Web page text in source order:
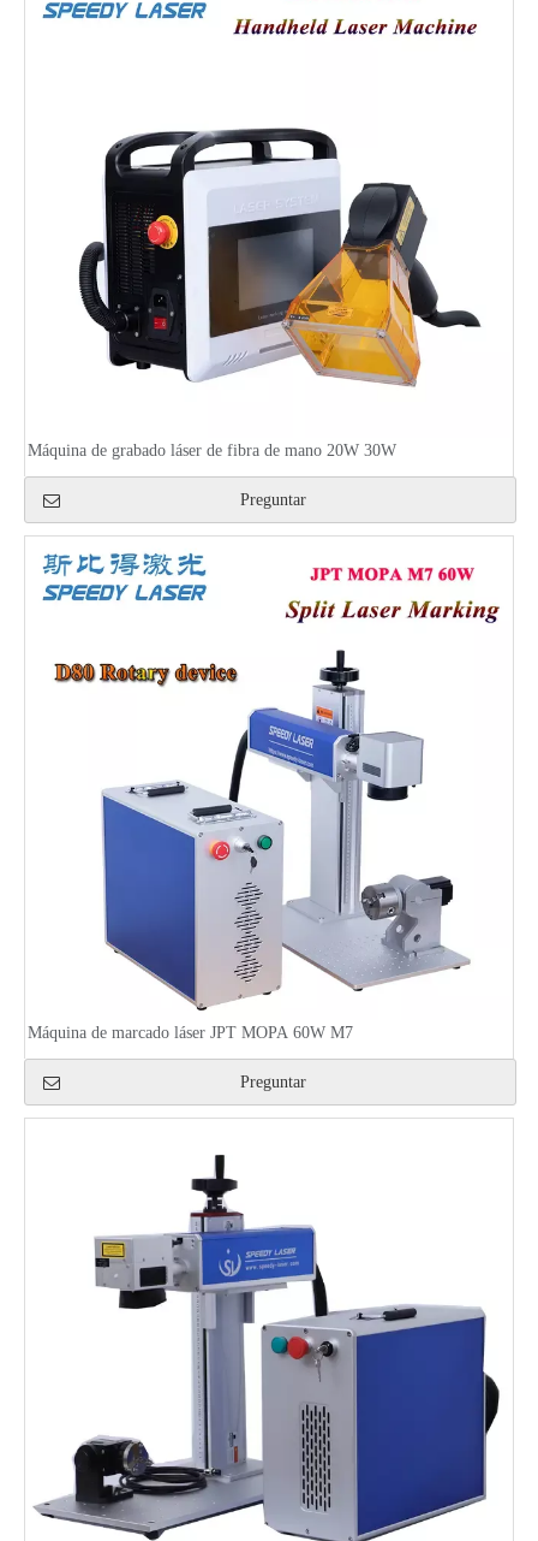
Máquina de grabado láser de fibra de mano 20W 30W
Preguntar
Máquina de marcado láser JPT MOPA 60W M7
Preguntar